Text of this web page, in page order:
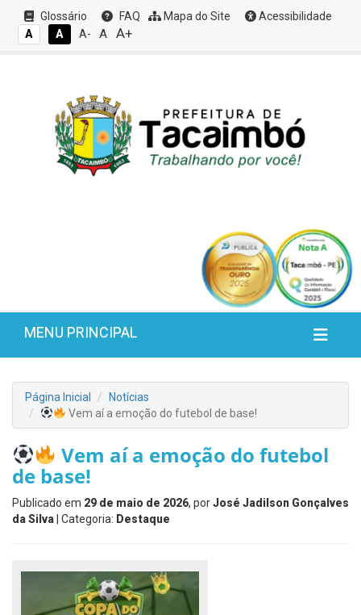
Glossário FAQ Mapa do Site
Acessibilidade
A
A A- A A+
MENU PRINCIPAL
Página Inicial
Notícias
Vem aí a emoção do futebol de base!
Vem aí a emoção do futebol
de base!
Publicado em 29 de maio de 2026, porJosé Jadilson Gonçalves
da Silva | Categoria: Destaque